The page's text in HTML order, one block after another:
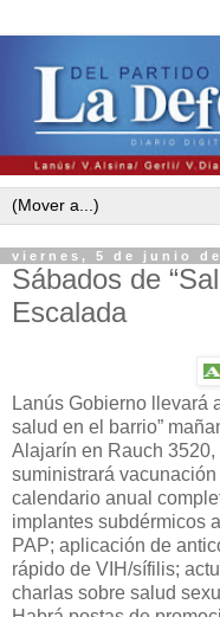
viernes, 5 de junio de
Sábados de
Escalada
Lanús Gobierno llevará
salud en el barrio”
Alajarín en Rauch
suministrará
calendario anual
implantes subdérmicos
PAP; aplicación de
rápido de VIH/sífilis;
charlas sobre salud